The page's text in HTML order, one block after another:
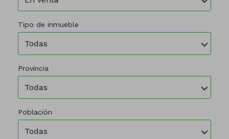
Tipo de inmueble
Todas
Provincia
Todas
Población
Todas